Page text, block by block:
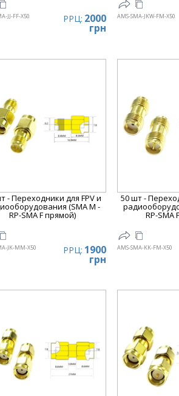
JJ-FF-X50 РРЦ: 2000
грн
AMS-SMA-JKW-FM-X50
- Переходники для FPV и
(SMA M -
RP-SMA F прямой)
JK-MM-X50 РРЦ: 1900
грн
50 шт -
RP-SMA
AMS-SMA-KK-FM-X50